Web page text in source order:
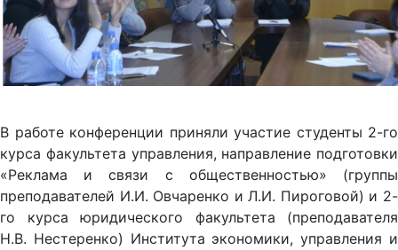
В работе конференции приняли участие студенты 2-го
курса факультета управления, направление подготовки
«Реклама и связи с общественностью» (группы
преподавателей И.И. Овчаренко и Л.И. Пироговой) и 2-
го курса юридического факультета (преподавателя
Н.В. Нестеренко) Института экономики, управления и